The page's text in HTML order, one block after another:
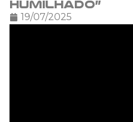
humilhado”
19/07/2025